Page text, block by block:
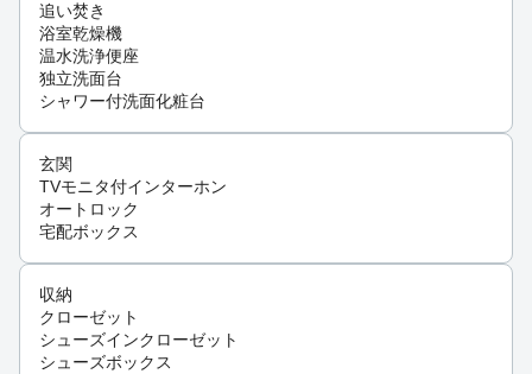
追い焚き
浴室乾燥機
温水洗浄便座
独立洗面台
シャワー付洗面化粧台
玄関
TVモニタ付インターホン
オートロック
宅配ボックス
収納
クローゼット
シューズインクローゼット
シューズボックス